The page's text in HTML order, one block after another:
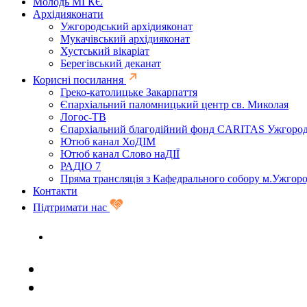
Архідияконати
Ужгородський архідияконат
Мукачівський архідияконат
Хустський вікаріат
Берегівський деканат
Корисні посилання
Греко-католицьке Закарпаття
Єпархіальний паломницький центр св. Миколая
Логос-ТВ
Єпархіальний благодійний фонд CARITAS
Ютюб канал ХоДІМ
Ютюб канал Слово наДІЇ
РАДІО 7
Пряма трансляція з Кафедрального собору
Контакти
Підтримати нас